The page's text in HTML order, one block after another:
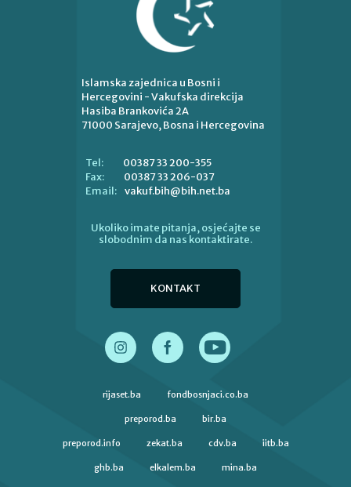
Islamska zajednica u Bosni i
Hercegovini - Vakufska direkcija
Hasiba Brankovića 2A
71000 Sarajevo, Bosna i Hercegovina
Tel:
00387 33 200-355
Fax:
00387 33 206-037
Email: vakuf.bih@bih.net.ba
Ukoliko imate pitanja, osjećajte se
slobodnim da nas kontaktirate.
KONTAKT
rijaset.ba fondbosnjaci.co.ba
preporod.ba bir.ba
preporod.info zekat.ba cdv.ba iitb.ba
ghb.ba elkalem.ba mina.ba